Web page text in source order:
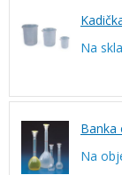
Na
Banka
Na